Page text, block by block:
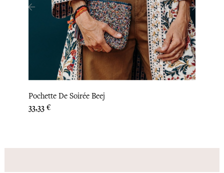
Pochette De Soirée Beej
Prix
33,33 €
›